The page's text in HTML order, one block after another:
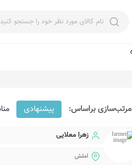
مرتب‌سازی براساس: پیشنهادی
زهرا معلایی
املش